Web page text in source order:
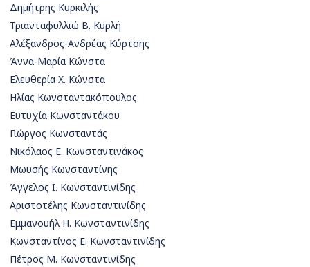
Δημήτρης Κυρκιλής
Τριανταφυλλιώ Β. Κυρλή
Αλέξανδρος-Ανδρέας Κύρτσης
Άννα-Μαρία Κώνστα
Ελευθερία Χ. Κώνστα
Ηλίας Κωνσταντακόπουλος
Ευτυχία Κωνσταντάκου
Γιώργος Κωνσταντάς
Νικόλαος Ε. Κωνσταντινάκος
Μωυσής Κωνσταντίνης
Άγγελος Ι. Κωνσταντινίδης
Αριστοτέλης Κωνσταντινίδης
Εμμανουήλ Η. Κωνσταντινίδης
Κωνσταντίνος Ε. Κωνσταντινίδης
Πέτρος Μ. Κωνσταντινίδης